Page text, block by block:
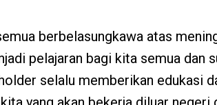
berbelasungkawa atas
pelajaran bagi kita semua dan
selalu memberikan edukasi